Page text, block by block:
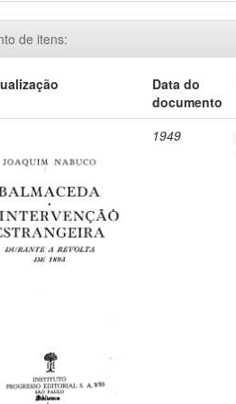
de itens:
Data do
documento
1949